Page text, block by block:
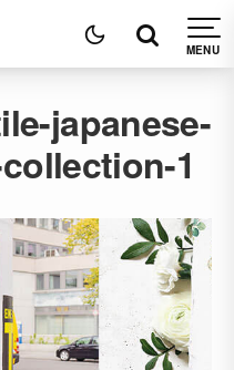
japanese-
1